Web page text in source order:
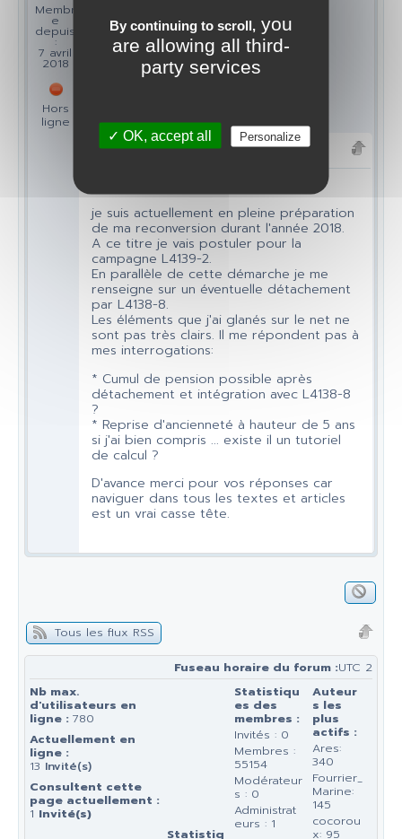
Membr
e
depuis
:
7 avril
2018
Hors
ligne
je suis actuellement en pleine préparation
de ma reconversion durant l'année 2018.
A ce titre je vais postuler pour la
campagne L4139-2.
En parallèle de cette démarche je me
renseigne sur un éventuelle détachement
par L4138-8.
Les éléments que j'ai glanés sur le net ne
sont pas très clairs. Il me répondent pas à
mes interrogations:
* Cumul de pension possible après
détachement et intégration avec L4138-8
?
* Reprise d'ancienneté à hauteur de 5 ans
si j'ai bien compris ... existe il un tutoriel
de calcul ?
D'avance merci pour vos réponses car
naviguer dans tous les textes et articles
est un vrai casse tête.
Tous les flux RSS
Fuseau horaire du forum :UTC 2
Nb max.
d'utilisateurs en
ligne : 780
Actuellement en
ligne :
13 Invité(s)
Consultent cette
page actuellement :
1 Invité(s)
Auteur
s les
plus
actifs :
Ares:
340
Fourrier_
Marine:
145
cocorou
x: 95
Statistiqu
es des
membres :
Invités : 0
Membres :
55154
Modérateur
s : 0
Administrat
eurs : 1
Statistiq
By continuing to scroll, you
are allowing all third-
party services
✓ OK, accept all Personalize